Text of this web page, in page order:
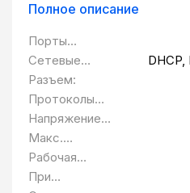
Web. Платы сетевого
Спутник Лайт
безопасного
управления
питания (ИБП) и АВР
также посредством
передачи данных на
технологий (TCP/IP,
ModBus TCP, Telnet).
Полное описание
Порты
10/100BASE-T:
Сетевые
протоколы:
DHCP,
SNMP
Разъем:
Протоколы
управления:
Напряжение
питания:
Макс.
потребляемая
мощность, Вт:
Рабочая
температура:
При